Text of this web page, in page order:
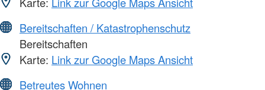
Bereitschaften / Katastrophenschutz
Bereitschaften
Karte: Link zur Google Maps Ansicht
Betreutes Wohnen